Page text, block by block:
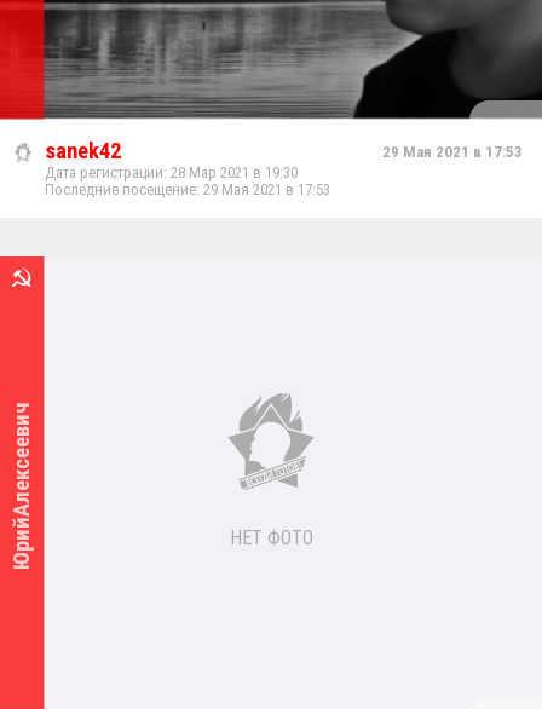
sanek42
29 Мая 2021 в 17:53
Дата регистрации: 28 Мар 2021 в 19:30
Последние посещение: 29 Мая 2021 в 17:53
НЕТ ФОТО
ЮрийАлексеевич